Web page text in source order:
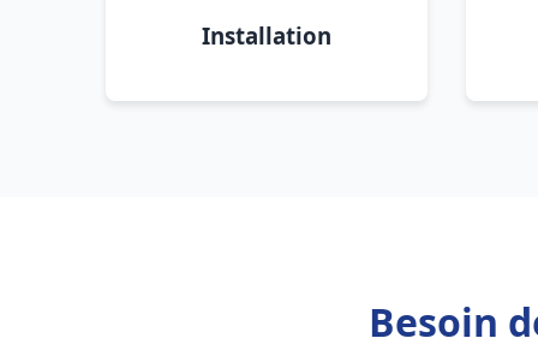
Installation
Besoin